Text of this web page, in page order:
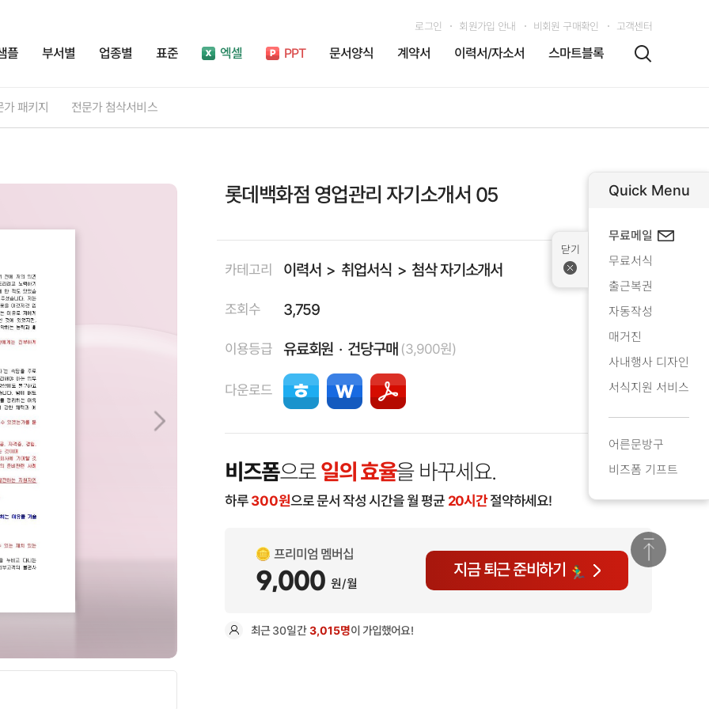
플 부서별 업종별 표준 엑셀 PPT 문서양식 계약서 이력서/자소서 스마트블록
로그인 회원가입 안내 비회원 구매확인 고객센터
가 패키지 전문가 첨삭서비스
롯데백화점 영업관리 자기소개서 05
카테고리 이력서 취업서식 첨삭 자기소개서
조회수 3,759
이용등급 유료회원 건당구매 (3,900원)
다운로드
비즈폼으로일의 효율을 바꾸세요.
하루 300원으로 문서 작성 시간을 월 평균 20시간절약하세요!
프리미엄 멤버십
9,000 원/월
지금 퇴근 준비하기
최근30일간3,015명이 가입했어요!
Quick Menu
무료메일
무료서식
출근복권
자동작성
매거진
사내행사 디자인
서식지원 서비스
어른문방구
비즈폼 기프트